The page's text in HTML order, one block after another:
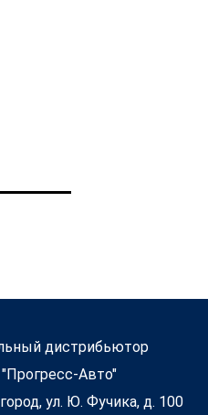
дистрибьютор
Авто"
ул. Ю. Фучика, д. 100